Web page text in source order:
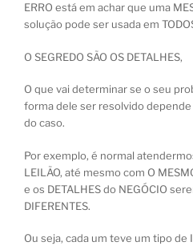
ERRO está em achar que uma
solução pode ser usada em
O SEGREDO SÃO OS DETALHES,
O que vai determinar se o seu
forma dele ser resolvido depende
do caso.
Por exemplo, é normal
LEILÃO, até mesmo com O
e os DETALHES do NEGÓCIO
DIFERENTES.
Ou seja, cada um teve um tipo de